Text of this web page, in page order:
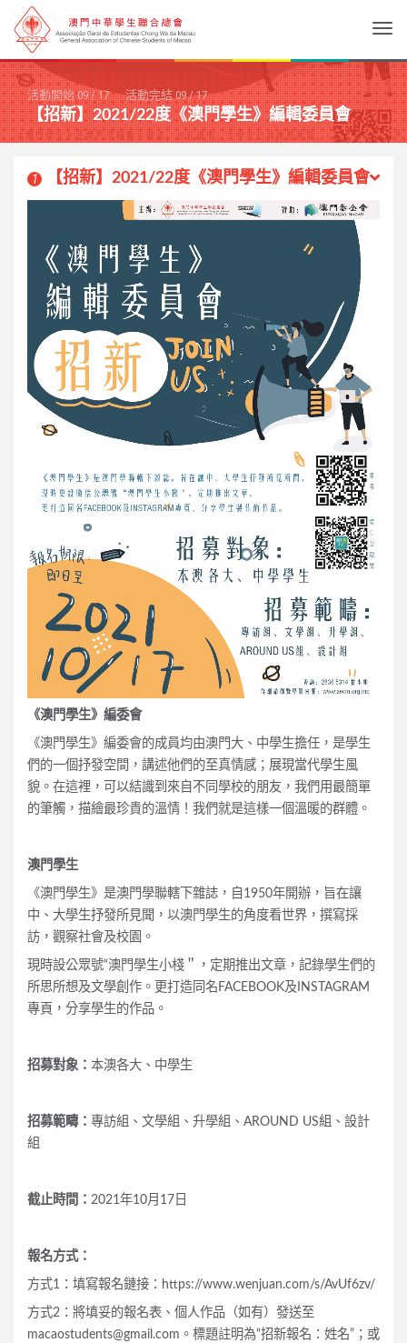
活動開始 09/17 活動完結 09/17
【招新】2021/22度《澳門學生》編輯委員會
1 【招新】2021/22度《澳門學生》編輯委員會
《澳門學生》編委會
《澳門學生》編委會的成員均由澳門大、中學生擔任，是學生
們的一個抒發空間，講述他們的至真情感；展現當代學生風
貌。在這裡，可以結識到來自不同學校的朋友，我們用最簡單
的筆觸，描繪最珍貴的溫情！我們就是這樣一個溫暖的群體。
澳門學生
《澳門學生》是澳門學聯轄下雜誌，自1950年開辦，旨在讓
中、大學生抒發所見聞，以澳門學生的角度看世界，撰寫採
訪，觀察社會及校園。
現時設公眾號“澳門學生小棧＂，定期推出文章，記錄學生們的
所思所想及文學創作。更打造同名FACEBOOK及INSTAGRAM
專頁，分享學生的作品。
招募對象： 本澳各大、中學生
招募範疇： 專訪組、文學組、升學組、AROUND US組、設計
組
截止時間： 2021年10月17日
報名方式：
方式1：填寫報名鏈接：https://www.wenjuan.com/s/AvUf6zv/
方式2： 將填妥的報名表、個人作品（如有）發送至
macaostudents@gmail.com 。標題註明為“招新報名：姓名” ；或